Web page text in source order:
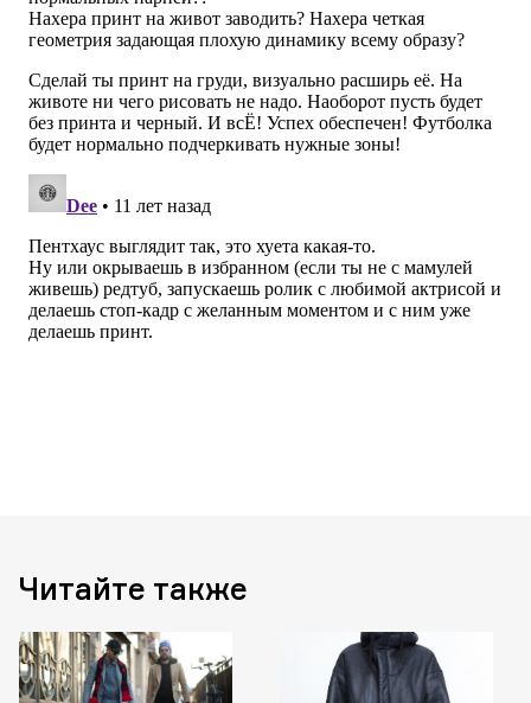
Читайте также